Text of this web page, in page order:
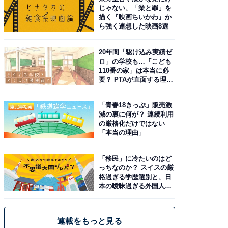
じゃない、「業と罪」を
描く『映画ちいかわ』か
ら強く連想した映画8選
20年間「駆け込み実績ゼ
ロ」の学校も…「こども
110番の家」は本当に必
要？ PTAが直面する理想
「青春18きっぷ」販売激
減の裏に何が？ 連続利用
の厳格化だけではない
「本当の理由」
「移民」に冷たいのはど
っちなのか？ スイスの厳
格過ぎる学歴選別と、日
本の曖昧過ぎる外国人政
連載をもっと見る